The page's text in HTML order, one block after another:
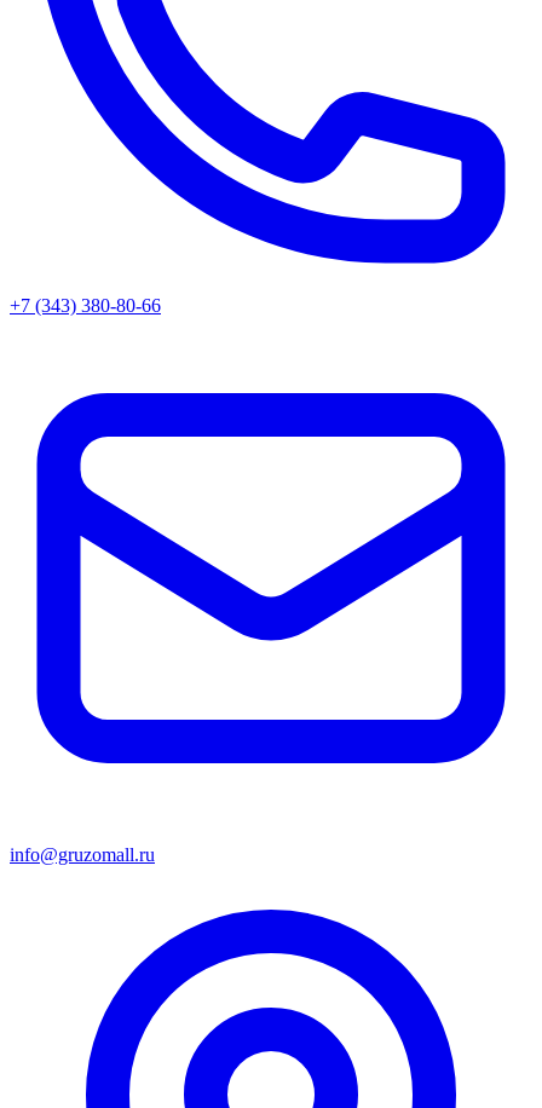
+7 (343) 380-80-66
info@gruzomall.ru